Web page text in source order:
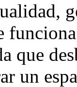
que
un